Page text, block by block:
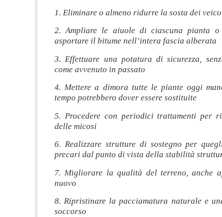
1. Eliminare o almeno ridurre la sosta dei
2. Ampliare le aiuole di ciascuna pianta o
asportare il bitume nell’intera fascia alberata
3. Effettuare una potatura di sicurezza,
come avvenuto in passato
4. Mettere a dimora tutte le piante oggi
tempo potrebbero dover essere sostituite
5. Procedere con periodici trattamenti per
delle micosi
6. Realizzare strutture di sostegno per
precari dal punto di vista della stabilità
7. Migliorare la qualità del terreno, anche
nuovo
8. Ripristinare la pacciamatura naturale e
soccorso